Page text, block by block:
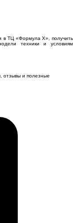
в ТЦ «Формула Х», получить
техники и условиям
отзывы и полезные